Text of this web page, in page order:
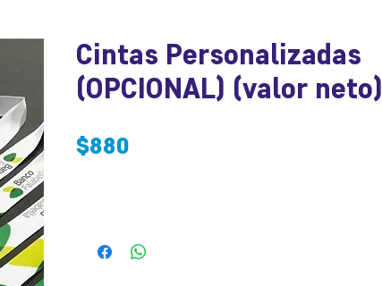
Cintas Personalizadas
(OPCIONAL) (valor neto)
$880